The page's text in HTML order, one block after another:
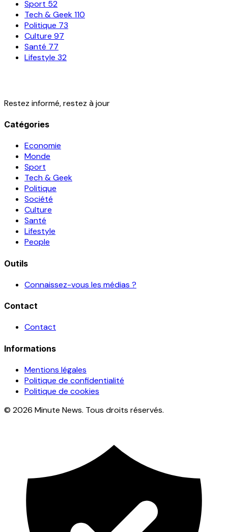
Sport 52
Tech & Geek110
Politique 73
Culture 97
Santé 77
Lifestyle 32
Restez informé, restez à jour
Catégories
Economie
Monde
Sport
Tech & Geek
Politique
Société
Culture
Santé
Lifestyle
People
Outils
Connaissez-vous les médias ?
Contact
Contact
Informations
Mentions légales
Politique de confidentialité
Politique de cookies
© 2026 Minute News. Tous droits réservés.